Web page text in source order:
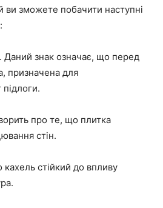
ви зможете побачити наступні
Даний знак означає, що перед
призначена для
про те, що плитка
стін.
стійкий до впливу